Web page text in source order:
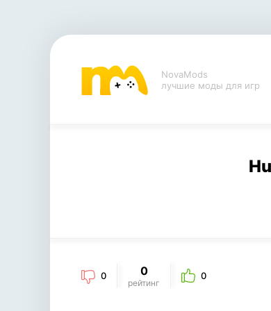
NovaMods
лучшие моды для игр
0 0
рейтинг
0